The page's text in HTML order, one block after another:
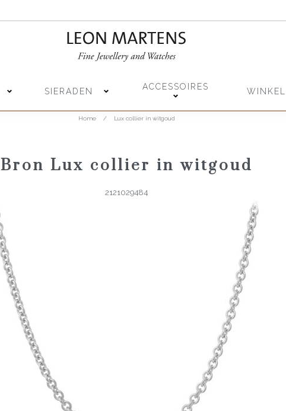
SIERADEN ACCESSOIRES WINKEL
Home / Lux collier in witgoud
Bron Lux collier in witgoud
2121029484